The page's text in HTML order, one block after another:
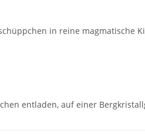
in reine magmatische
entladen, auf einer